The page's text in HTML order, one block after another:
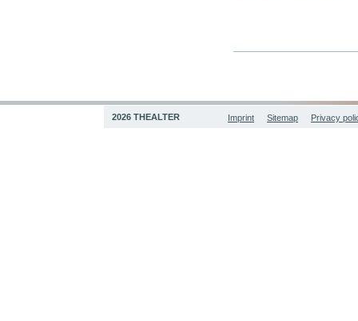
2026 THEALTER Imprint Sitemap Privacy